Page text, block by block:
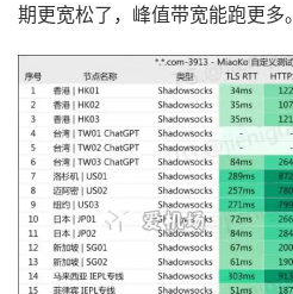
期更宽松了，峰值带宽能跑更多。